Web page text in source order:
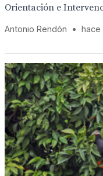
Orientación e
Antonio Rendón • hace